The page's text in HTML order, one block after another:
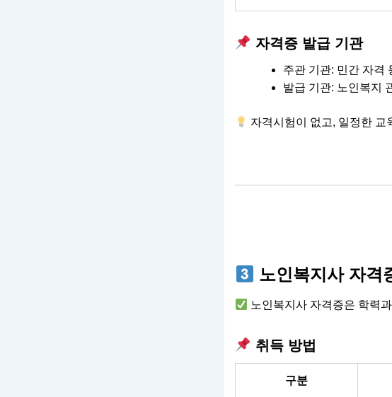
자격증 발급 기관
주관 기관: 민간 자격
발급 기관: 노인복지
자격시험이 없고, 일정한 교
노인복지사 자격
노인복지사 자격증은 학력
취득 방법
구분